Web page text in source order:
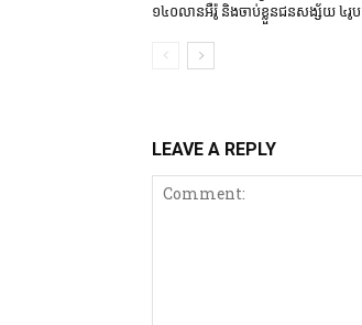
១៤០លានអឺរ៉ូ និងចាប់ខ្លួនជនសង្ស័យ ៤រូប
LEAVE A REPLY